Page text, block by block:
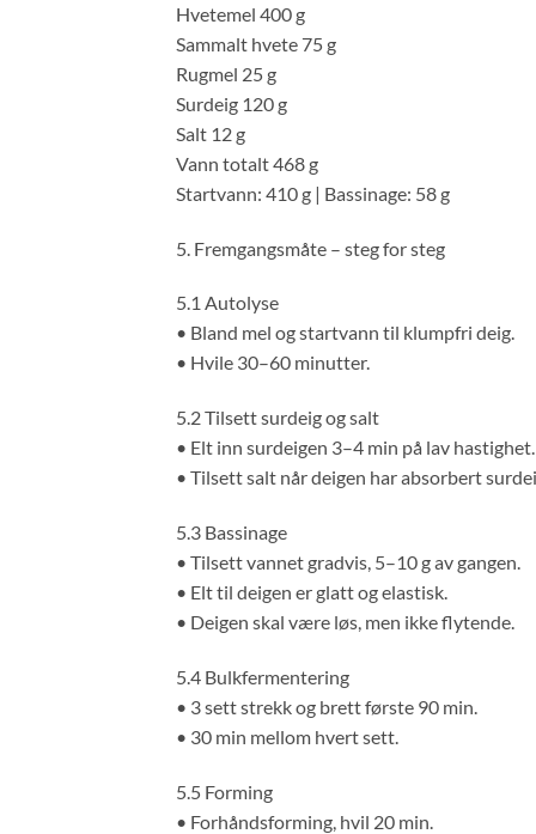
Hvetemel 400 g
Sammalt hvete 75 g
Rugmel 25 g
Surdeig 120 g
Salt 12 g
Vann totalt 468 g
Startvann: 410 g | Bassinage: 58 g
5. Fremgangsmåte – steg for steg
5.1 Autolyse
• Bland mel og startvann til klumpfri deig.
• Hvile 30–60 minutter.
5.2 Tilsett surdeig og salt
• Elt inn surdeigen 3–4 min på lav hastighet.
• Tilsett salt når deigen har absorbert
5.3 Bassinage
• Tilsett vannet gradvis, 5–10 g av gangen.
• Elt til deigen er glatt og elastisk.
• Deigen skal være løs, men ikke flytende.
5.4 Bulkfermentering
• 3 sett strekk og brett første 90 min.
• 30 min mellom hvert sett.
5.5 Forming
• Forhåndsforming, hvil 20 min.